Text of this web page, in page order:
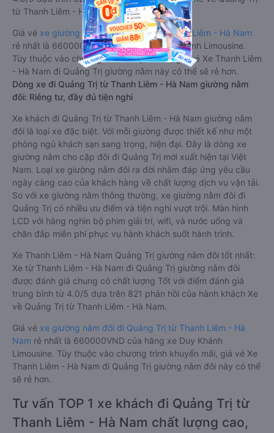
từ Thanh Liêm - Hà Nam.
Giá vé xe giường nằm đi Quảng Trị từ Thanh Liêm - Hà Nam
rẻ nhất là 660000VND của hãng xe Duy Khánh Limousine.
Tùy thuộc vào chương trình khuyến mãi, giá vé Xe Thanh Liêm
- Hà Nam đi Quảng Trị giường nằm này có thể sẽ rẻ hơn.
Dòng xe đi Quảng Trị từ Thanh Liêm - Hà Nam giường nằm
đôi: Riêng tư, đầy đủ tiện nghi
Xe khách đi Quảng Trị từ Thanh Liêm - Hà Nam giường nằm
đôi là loại xe đặc biệt. Với mỗi giường được thiết kế như một
phòng ngủ khách sạn sang trọng, hiện đại. Đây là dòng xe
giường nằm cho cặp đôi đi Quảng Trị mới xuất hiện tại Việt
Nam. Loại xe giường nằm đôi ra đời nhằm đáp ứng yêu cầu
ngày càng cao của khách hàng về chất lượng dịch vụ vận tải.
So với xe giường nằm thông thường, xe giường nằm đôi đi
Quảng Trị có nhiều ưu điểm và tiện nghi vượt trội. Màn hình
LCD với hàng nghìn bộ phim giải trí, wifi, và nước uống và
chăn đắp miễn phí phục vụ hành khách suốt hành trình.
Xe Thanh Liêm - Hà Nam Quảng Trị giường nằm đôi tốt nhất:
Xe từ Thanh Liêm - Hà Nam đi Quảng Trị giường nằm đôi
được đánh giá chung có chất lượng Tốt với điểm đánh giá
trung bình từ 4.0/5 dựa trên 821 phản hồi của hành khách Xe
về Quảng Trị từ Thanh Liêm - Hà Nam.
Giá vé xe giường nằm đôi đi Quảng Trị từ Thanh Liêm - Hà
Nam rẻ nhất là 660000VND của hãng xe Duy Khánh
Limousine. Tùy thuộc vào chương trình khuyến mãi, giá vé Xe
Thanh Liêm - Hà Nam đi Quảng Trị giường nằm đôi này có thể
sẽ rẻ hơn.
Tư vấn TOP 1 xe khách đi Quảng Trị từ
Thanh Liêm - Hà Nam chất lượng cao,